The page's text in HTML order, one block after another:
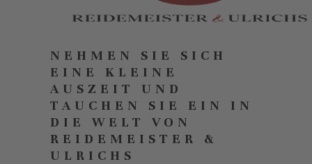
NEHMEN SIE SICH
EINE KLEINE
AUSZEIT UND
TAUCHEN SIE EIN IN
DIE WELT VON
REIDEMEISTER &
ULRICHS